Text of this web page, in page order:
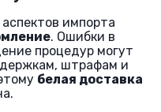
импорта
. Ошибки в
процедур могут
штрафам и
белая доставка